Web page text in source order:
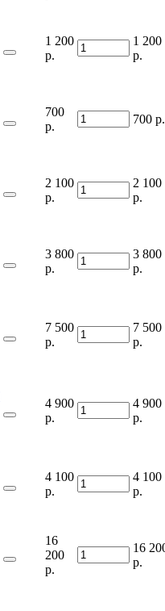
1 200
р.
1 200
р.
700
р.
700 р.
2 100
р.
2 100
р.
3 800
р.
3 800
р.
7 500
р.
7 500
р.
4 900
р.
4 900
р.
4 100
р.
4 100
р.
16
200
р.
16
р.